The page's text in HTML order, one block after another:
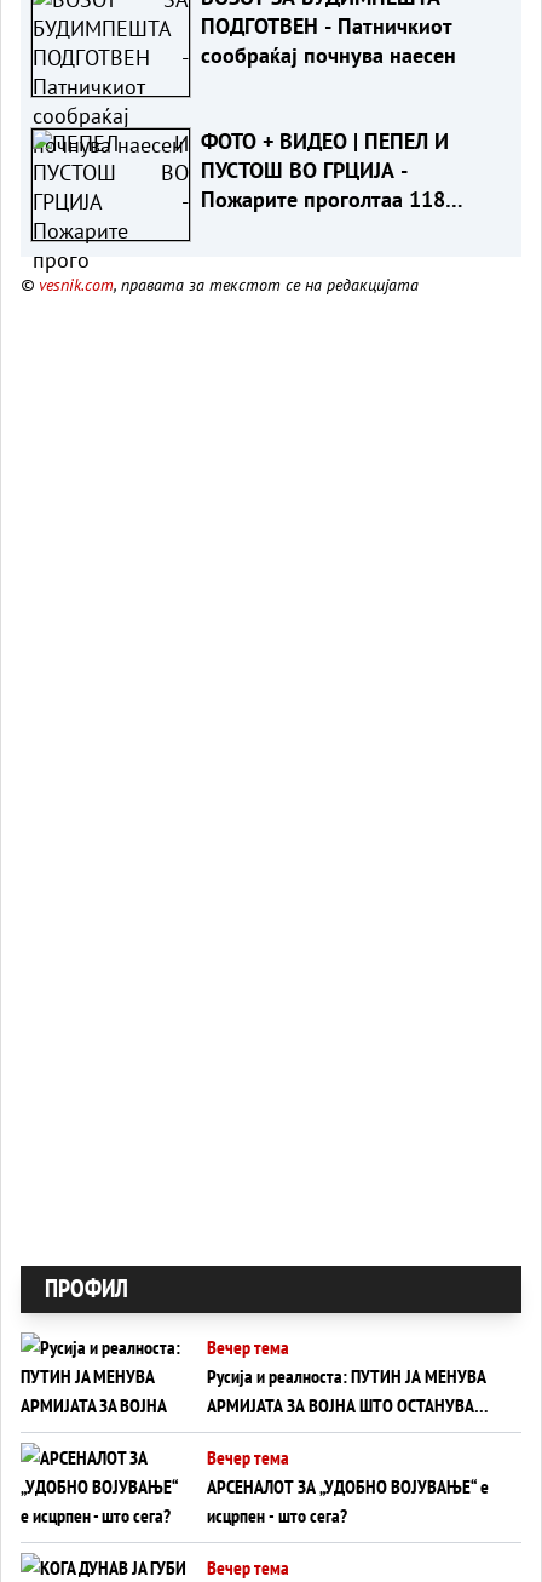
ПОДГОТВЕН - Патничкиот
сообраќај почнува наесен
ФОТО + ВИДЕО | ПЕПЕЛ И
ПУСТОШ ВО ГРЦИЈА -
Пожарите проголтаа 118
© vesnik.com, правата за текстот се на редакцијата
ПРОФИЛ
Вечер тема
Русија и реалноста: ПУТИН ЈА МЕНУВА
АРМИЈАТА ЗА ВОЈНА ШТО ОСТАНУВА
БЕЗ ФРОНТ
Вечер тема
АРСЕНАЛОТ ЗА „УДОБНО ВОЈУВАЊЕ“ е
исцрпен - што сега?
Вечер тема